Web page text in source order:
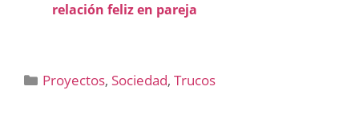
relación feliz en pareja
Categorías
Proyectos, Sociedad,Trucos